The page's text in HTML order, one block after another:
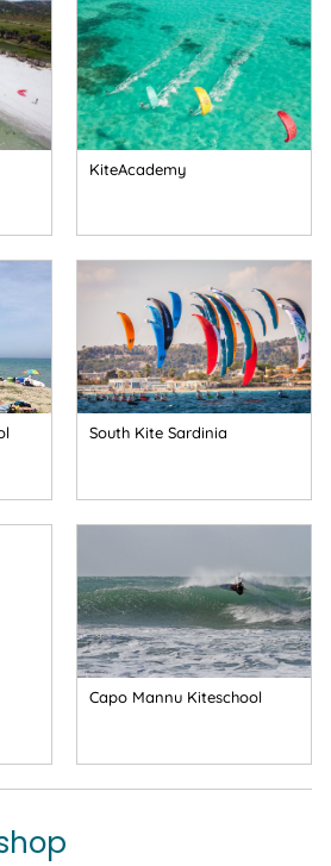
KiteAcademy
South Kite Sardinia
Capo Mannu Kiteschool